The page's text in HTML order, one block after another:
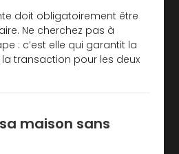
doit obligatoirement être
Ne cherchez pas à
: c’est elle qui garantit la
transaction pour les deux
maison sans